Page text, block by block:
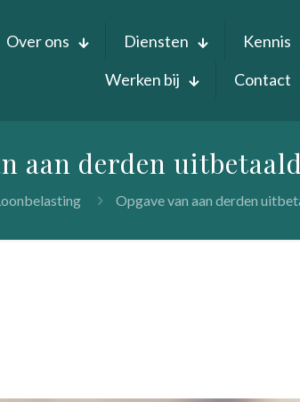
Over ons Diensten
Kennis
Werken bij
Contact
aan derden
Opgave van aan derden